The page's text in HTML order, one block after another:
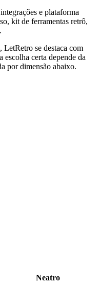
e plataforma
kit de ferramentas retrô,
LetRetro se destaca com
certa depende da
por dimensão abaixo.
Neatro